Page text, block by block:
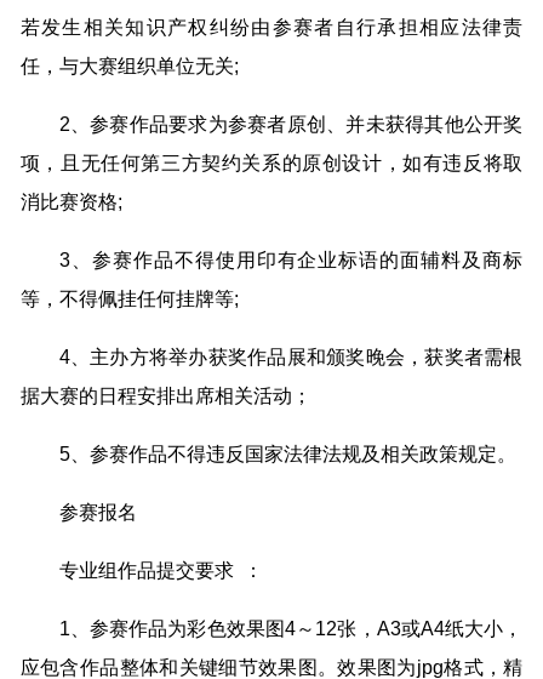
若发生相关知识产权纠纷由参赛者自行承担相应法律责
任，与大赛组织单位无关;
2、参赛作品要求为参赛者原创、并未获得其他公开奖
项，且无任何第三方契约关系的原创设计，如有违反将取
消比赛资格;
3、参赛作品不得使用印有企业标语的面辅料及商标
等，不得佩挂任何挂牌等;
4、主办方将举办获奖作品展和颁奖晚会，获奖者需根
据大赛的日程安排出席相关活动；
5、参赛作品不得违反国家法律法规及相关政策规定。
参赛报名
专业组作品提交要求 ：
1、参赛作品为彩色效果图4～12张，A3或A4纸大小，
应包含作品整体和关键细节效果图。效果图为jpg格式，精